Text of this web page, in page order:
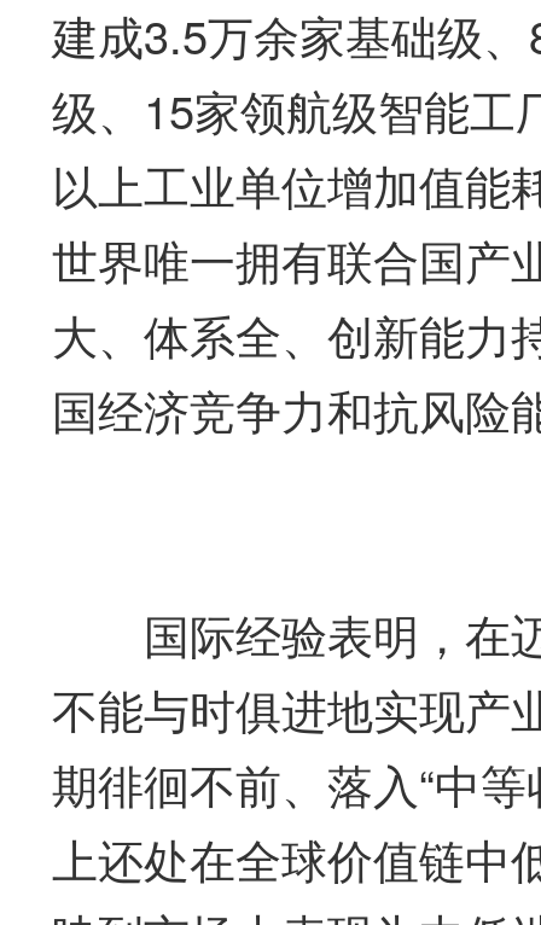
建成3.5万余家基础级
级、15家领航级智能工
以上工业单位增加值能
世界唯一拥有联合国产
大、体系全、创新能力
国经济竞争力和抗风险
国际经验表明，在
不能与时俱进地实现产
期徘徊不前、落入“中
上还处在全球价值链中